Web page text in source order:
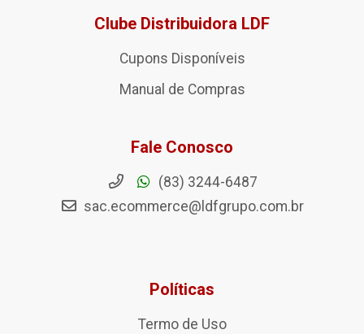
Clube Distribuidora LDF
Cupons Disponíveis
Manual de Compras
Fale Conosco
(83) 3244-6487
sac.ecommerce@ldfgrupo.com.br
Políticas
Termo de Uso